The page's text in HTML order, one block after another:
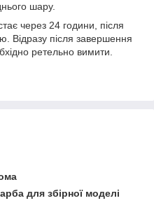
шару.
через 24 години, після
Відразу після завершення
ретельно вимити.
для збірної моделі